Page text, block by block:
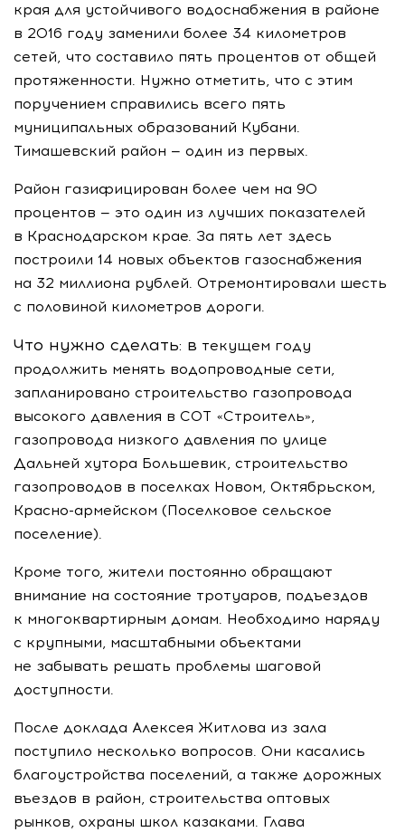
края для устойчивого водоснабжения в районе
в 2016 году заменили более 34 километров
сетей, что составило пять процентов от общей
протяженности. Нужно отметить, что с этим
поручением справились всего пять
муниципальных образований Кубани.
Тимашевский район — один из первых.
Район газифицирован более чем на 90
процентов — это один из лучших показателей
в Краснодарском крае. За пять лет здесь
построили 14 новых объектов газоснабжения
на 32 миллиона рублей. Отремонтировали шесть
с половиной километров дороги.
Что нужно сделать: в текущем году
продолжить менять водопроводные сети,
запланировано строительство газопровода
высокого давления в СОТ «Строитель»,
газопровода низкого давления по улице
Дальней хутора Большевик, строительство
газопроводов в поселках Новом, Октябрьском,
Краcно-армейском (Поселковое сельское
поселение).
Кроме того, жители постоянно обращают
внимание на состояние тротуаров, подъездов
к многоквартирным домам. Необходимо наряду
с крупными, масштабными объектами
не забывать решать проблемы шаговой
доступности.
После доклада Алексея Житлова из зала
поступило несколько вопросов. Они касались
благоустройства поселений, а также дорожных
въездов в район, строительства оптовых
рынков, охраны школ казаками. Глава